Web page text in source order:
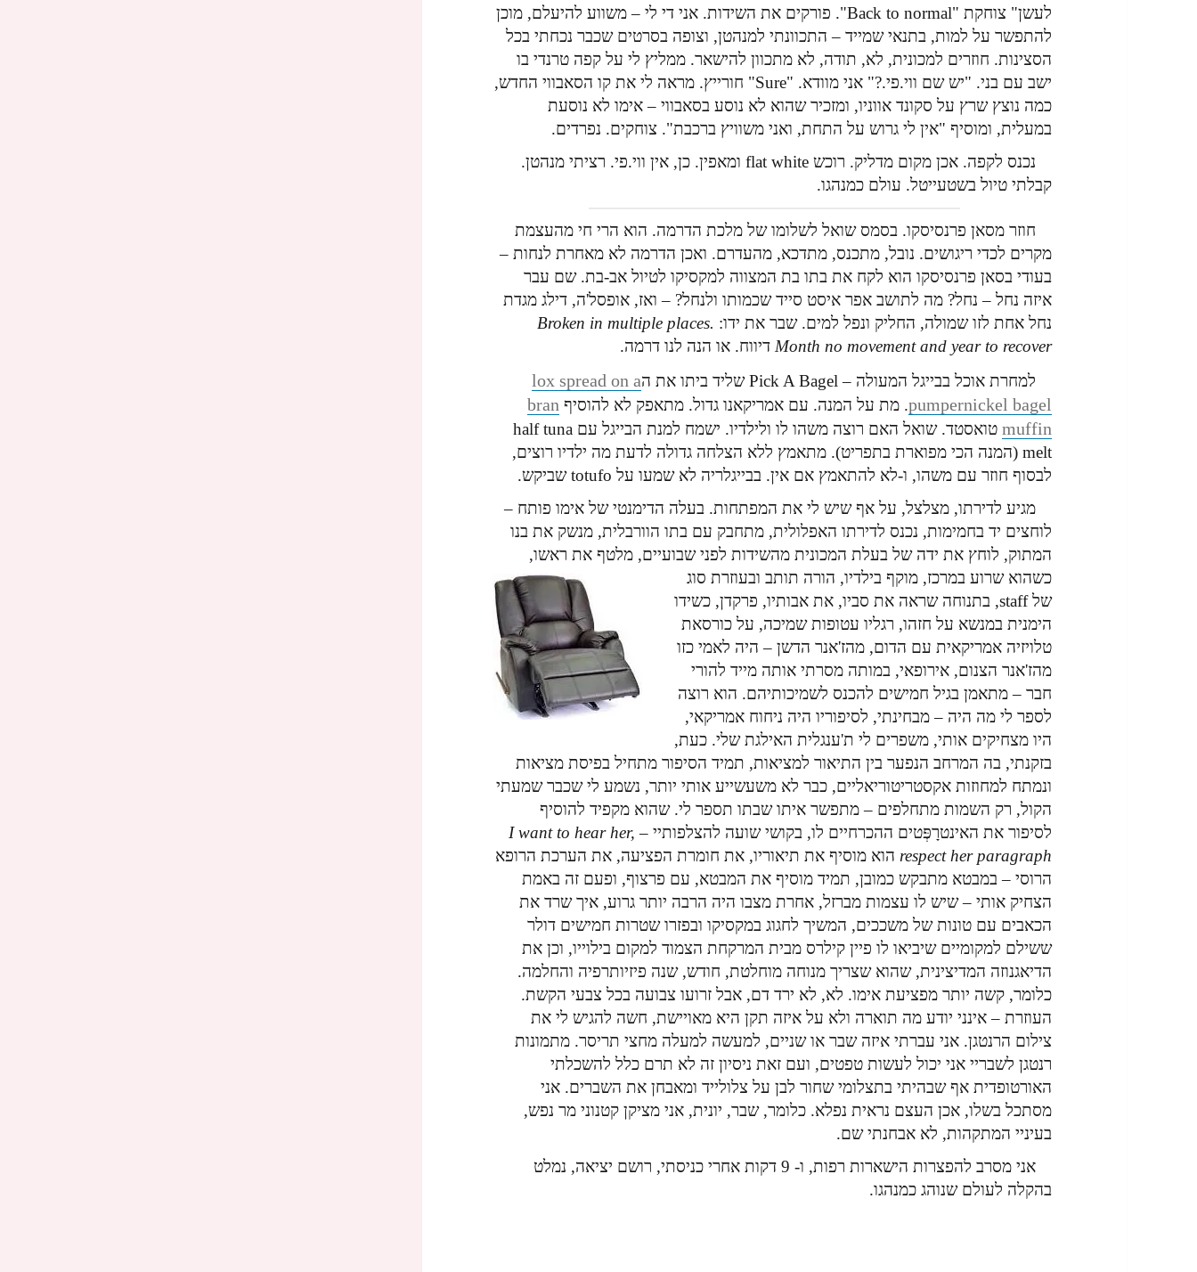
לעשן" צוחקת "Back to normal". פורקים את השידות. אני די לי – משווע להיעלם, מוכן
להתפשר על למות, בתנאי שמייד – התכוונתי למנהטן, וצופה בסרטים שכבר נכחתי בכל
הסצינות. חוזרים למכונית, לא, תודה, לא מתכוון להישאר. ממליץ לי על קפה טרנדי בו
ישב עם בני. "יש שם ווי.פי.?" אני מוודא. "Sure" חורייץ. מראה לי את קו הסאבווי החדש,
כמה נוצץ שרץ על סקונד אווניו, ומזכיר שהוא לא נוסע בסאבווי – אימו לא נוסעת
במעלית, ומוסיף "אין לי גרוש על התחת, ואני משוויץ ברכבת". צוחקים. נפרדים.
נכנס לקפה. אכן מקום מדליק. רוכש flat white ומאפין. כן, אין ווי.פי. רציתי מנהטן.
קבלתי טיול בשטעייטל. עולם כמנהגו.
חוזר מסאן פרנסיסקו. בסמס שואל לשלומו של מלכת הדרמה. הוא הרי חי מהעצמת
מקרים לכדי ריגושים. נובל, מתכנס, מתדכא, מהעדרם. ואכן הדרמה לא מאחרת לנחות –
בעודי בסאן פרנסיסקו הוא לקח את בתו בת המצווה למקסיקו לטיול אב-בת. שם עבר
איזה נחל – נחל? מה לתושב אפר איסט סייד שכמותו ולנחל? – ואז, אופסל'ה, דילג מגדת
נחל אחת לזו שמולה, החליק ונפל למים. שבר את ידו: Broken in multiple places.
Month no movement and year to recover דיווח. או הנה לנו דרמה.
למחרת אוכל בבייגל המעולה – Pick A Bagel שליד ביתו את ה
lox spread on a
pumpernickel bagel. מת על המנה. עם אמריקאנו גדול. מתאפק לא להוסיף bran
muffin
טואסטד. שואל האם רוצה משהו לו ולילדיו. ישמח למנת הבייגל עם half tuna
melt (המנה הכי מפוארת בתפריט). מתאמץ ללא הצלחה גדולה לדעת מה ילדיו רוצים,
לבסוף חוזר עם משהו, ו-לא להתאמץ אם אין. בבייגלריה לא שמעו על totufo שביקש.
מגיע לדירתו, מצלצל, על אף שיש לי את המפתחות. בעלה הדימנטי של אימו פותח –
לוחצים יד בחמימות, נכנס לדירתו האפלולית, מתחבק עם בתו הוורבלית, מנשק את בנו
המתוק, לוחץ את ידה של בעלת המכונית מהשידות לפני שבועיים, מלטף את ראשו,
כשהוא שרוע במרכז, מוקף בילדיו, הורה תותב ובעוזרת סוג
של staff, בתנוחה שראה את סביו, את אבותיו, פרקדן, כשידו
הימנית במנשא על חזהו, רגליו עטופות שמיכה, על כורסאת
טלויזיה אמריקאית עם הדום, מהז'אנר הדשן – היה לאמי כזו
מהז'אנר הצנום, אירופאי, במותה מסרתי אותה מייד להורי
חבר – מתאמן בגיל חמישים להכנס לשמיכותיהם. הוא רוצה
לספר לי מה היה – מבחינתי, לסיפוריו היה ניחוח אמריקאי,
היו מצחיקים אותי, משפרים לי ת'ענגלית האילגת שלי. כעת,
בזקנתי, בה המרחב הנפער בין התיאור למציאות, תמיד הסיפור מתחיל בפיסת מציאות
ונמתח למחוזות אקסטריטוריאליים, כבר לא משעשייע אותי יותר, נשמע לי שכבר שמעתי
הקול, רק השמות מתחלפים – מתפשר איתו שבתו תספר לי. שהוא מקפיד להוסיף
לסיפור את האינטרָפְּטים ההכרחיים לו, בקושי שועה להצלפותיי – I want to hear her,
respect her paragraph הוא מוסיף את תיאוריו, את חומרת הפציעה, את הערכת הרופא
הרוסי – במבטא מתבקש כמובן, תמיד מוסיף את המבטא, עם פרצוף, ופעם זה באמת
הצחיק אותי – שיש לו עצמות מברזל, אחרת מצבו היה הרבה יותר גרוע, איך שרד את
הכאבים עם טונות של משככים, המשיך לחגוג במקסיקו ובפזרו שטרות חמישים דולר
ששילם למקומיים שיביאו לו פיין קילרס מבית המרקחת הצמוד למקום בילוייו, וכן את
הדיאגנוזה המדיצינית, שהוא שצריך מנוחה מוחלטת, חודש, שנה פיזיותרפיה והחלמה.
כלומר, קשה יותר מפציעת אימו. לא, לא ירד דם, אבל זרועו צבועה בכל צבעי הקשת.
העוזרת – אינני יודע מה תוארה ולא על איזה תקן היא מאויישת, חשה להגיש לי את
צילום הרנטגן. אני עברתי איזה שבר או שניים, למעשה למעלה מחצי תריסר. מתמונות
רנטגן לשבריי אני יכול לעשות טפטים, ועם זאת ניסיון זה לא תרם כלל להשכלתי
האורטופדית אף שבהיתי בתצלומי שחור לבן על צלולייד ומאבחן את השברים. אני
מסתכל בשלו, אכן העצם נראית נפלא. כלומר, שבר, יונית, אני מציקן קטנוני מר נפש,
בעיניי המתקהות, לא אבחנתי שם.
אני מסרב להפצרות הישארות רפות, ו- 9 דקות אחרי כניסתי, רושם יציאה, נמלט
בהקלה לעולם שנוהג כמנהגו.